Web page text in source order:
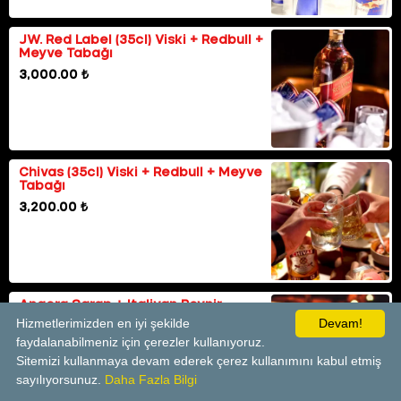
JW. Red Label (35cl) Viski + Redbull +
Meyve Tabağı
3,000.00 ₺
Chivas (35cl) Viski + Redbull + Meyve
Tabağı
3,200.00 ₺
Angora Şarap + Italiyan Peynir
Tabağı
2,200.00 ₺
Devam!
Hizmetlerimizden en iyi şekilde
faydalanabilmeniz için çerezler kullanıyoruz.
Sitemizi kullanmaya devam ederek çerez kullanımını kabul etmiş
sayılıyorsunuz. Daha Fazla Bilgi